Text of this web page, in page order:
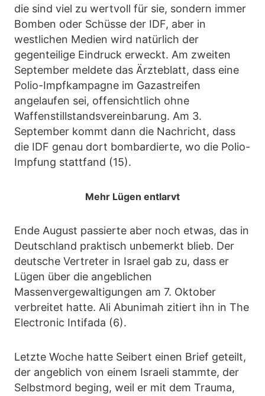
die sind viel zu wertvoll für sie, sondern immer
Bomben oder Schüsse der IDF, aber in
westlichen Medien wird natürlich der
gegenteilige Eindruck erweckt. Am zweiten
September meldete das Ärzteblatt, dass eine
Polio-Impfkampagne im Gazastreifen
angelaufen sei, offensichtlich ohne
Waffenstillstandsvereinbarung. Am 3.
September kommt dann die Nachricht, dass
die IDF genau dort bombardierte, wo die Polio-
Impfung stattfand (15).
Mehr Lügen entlarvt
Ende August passierte aber noch etwas, das in
Deutschland praktisch unbemerkt blieb. Der
deutsche Vertreter in Israel gab zu, dass er
Lügen über die angeblichen
Massenvergewaltigungen am 7. Oktober
verbreitet hatte. Ali Abunimah zitiert ihn in The
Electronic Intifada (6).
Letzte Woche hatte Seibert einen Brief geteilt,
der angeblich von einem Israeli stammte, der
Selbstmord beging, weil er mit dem Trauma,